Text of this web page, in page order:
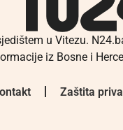
u Vitezu.
iz Bosne i
Zaštita